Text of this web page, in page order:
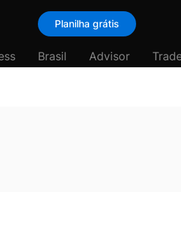
Planilha grátis
Brasil Advisor